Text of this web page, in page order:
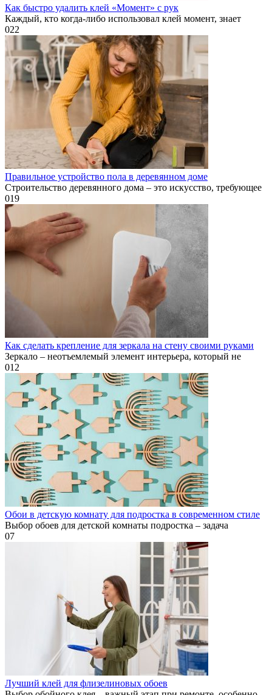
Как быстро удалить клей «Момент» с рук
Каждый, кто когда-либо использовал клей момент, знает
022
Правильное устройство пола в деревянном доме
Строительство деревянного дома – это искусство, требующее
019
Как сделать крепление для зеркала на стену своими руками
Зеркало – неотъемлемый элемент интерьера, который не
012
Обои в детскую комнату для подростка в современном стиле
Выбор обоев для детской комнаты подростка – задача
07
Лучший клей для флизелиновых обоев